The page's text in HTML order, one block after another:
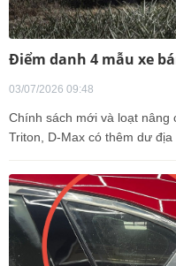
Điểm danh 4 mẫu xe
03/07/2026 09:48
Chính sách mới và loạt nâng
Triton, D-Max có thêm dư